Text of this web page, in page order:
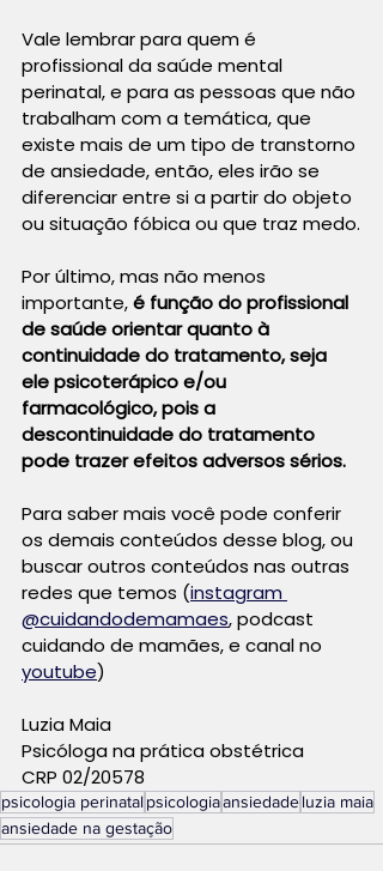
Vale lembrar para quem é
profissional da saúde mental
perinatal, e para as pessoas que não
trabalham com a temática, que
existe mais de um tipo de transtorno
de ansiedade, então, eles irão se
diferenciar entre si a partir do objeto
ou situação fóbica ou que traz medo.
Por último, mas não menos
importante, é função do profissional
de saúde orientar quanto à
continuidade do tratamento, seja
ele psicoterápico e/ou
farmacológico, pois a
descontinuidade do tratamento
pode trazer efeitos adversos sérios.
Para saber mais você pode conferir
os demais conteúdos desse blog, ou
buscar outros conteúdos nas outras
redes que temos (instagram
@cuidandodemamaes, podcast
cuidando de mamães, e canal no
youtube)
Luzia Maia
Psicóloga na prática obstétrica
CRP 02/20578
psicologia perinatal psicologiaansiedadeluzia maia
ansiedade na gestação